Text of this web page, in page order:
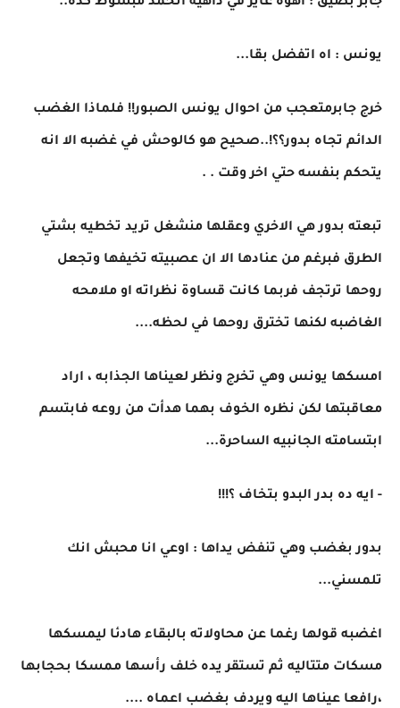
يونس : اه اتفضل بقا...
خرج جابرمتعجب من احوال يونس الصبور!! فلماذا الغضب
الدائم تجاه بدور؟؟!..صحيح هو كالوحش في غضبه الا انه
يتحكم بنفسه حتي اخر وقت . .
تبعته بدور هي الاخري وعقلها منشغل تريد تخطيه بشتي
الطرق فبرغم من عنادها الا ان عصبيته تخيفها وتجعل
روحها ترتجف فربما كانت قساوة نظراته او ملامحه
الغاضبه لكنها تخترق روحها في لحظه....
امسكها يونس وهي تخرج ونظر لعيناها الجذابه ، اراد
معاقبتها لكن نظره الخوف بهما هدأت من روعه فابتسم
ابتسامته الجانبيه الساحرة...
- ايه ده بدر البدو بتخاف ؟!!!
بدور بغضب وهي تنفض يداها : اوعي انا محبش انك
تلمسني...
اغضبه قولها رغما عن محاولاته بالبقاء هادئا ليمسكها
مسكات متتاليه ثم تستقر يده خلف رأسها ممسكا بحجابها
،رافعا عيناها اليه ويردف بغضب اعماه ....